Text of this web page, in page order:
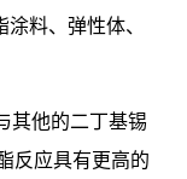
料、弹性体、
其他的二丁基锡
反应具有更高的